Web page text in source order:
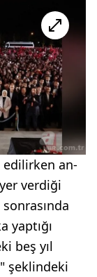
an-
verdiği
yaptığı
beş yıl
şeklindeki